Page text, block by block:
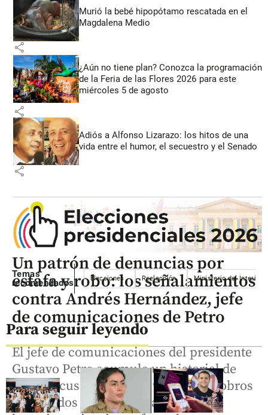
Murió la bebé hipopótamo rescatada en el
Magdalena Medio
share
¿Aún no tiene plan? Conozca la programación
de la Feria de las Flores 2026 para este
miércoles 5 de agosto
share
Adiós a Alfonso Lizarazo: los hitos de una
vida entre el humor, el secuestro y el Senado
share
Temas
recomendados
Elecciones Reelección Ministerio del Interior
Para seguir leyendo
Un patrón de denuncias por
estafa y robo: los señalamientos
contra Andrés Hernández, jefe
de comunicaciones de Petro
El jefe de comunicaciones del presidente
Gustavo Petro acumula un historial de
graves acusaciones que van desde cobros
no pagados a trabajadoras humildes